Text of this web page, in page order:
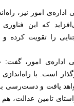
اداره‌ی امور نیز،
که این
را تقویت کرده
اداره‌ی امور،
است. با راه‌اندازی
یافت و دست‌رسی به
تامین عدالت، هم